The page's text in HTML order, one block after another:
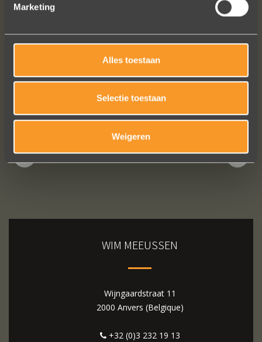
Marketing
Alles toestaan
Selectie toestaan
Weigeren
Bekijk al onze reviews
WIM MEEUSSEN
Wijngaardstraat 11
2000 Anvers (Belgique)
+32 (0)3 232 19 13